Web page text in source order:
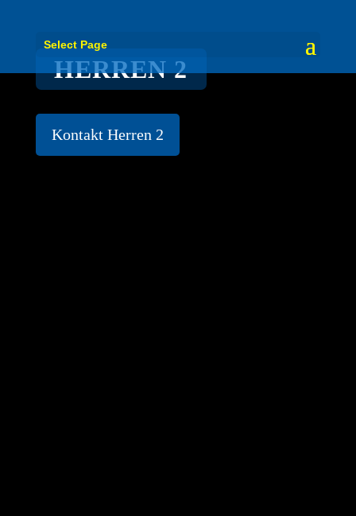
Select Page
HERREN 2
Kontakt Herren 2